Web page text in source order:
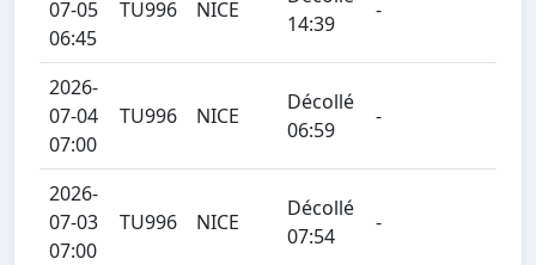
07-05
06:45
TU996 NICE
14:39
-
2026-
07-04
07:00
TU996 NICE
Décollé
06:59
-
2026-
07-03
07:00
TU996 NICE
Décollé
07:54
-